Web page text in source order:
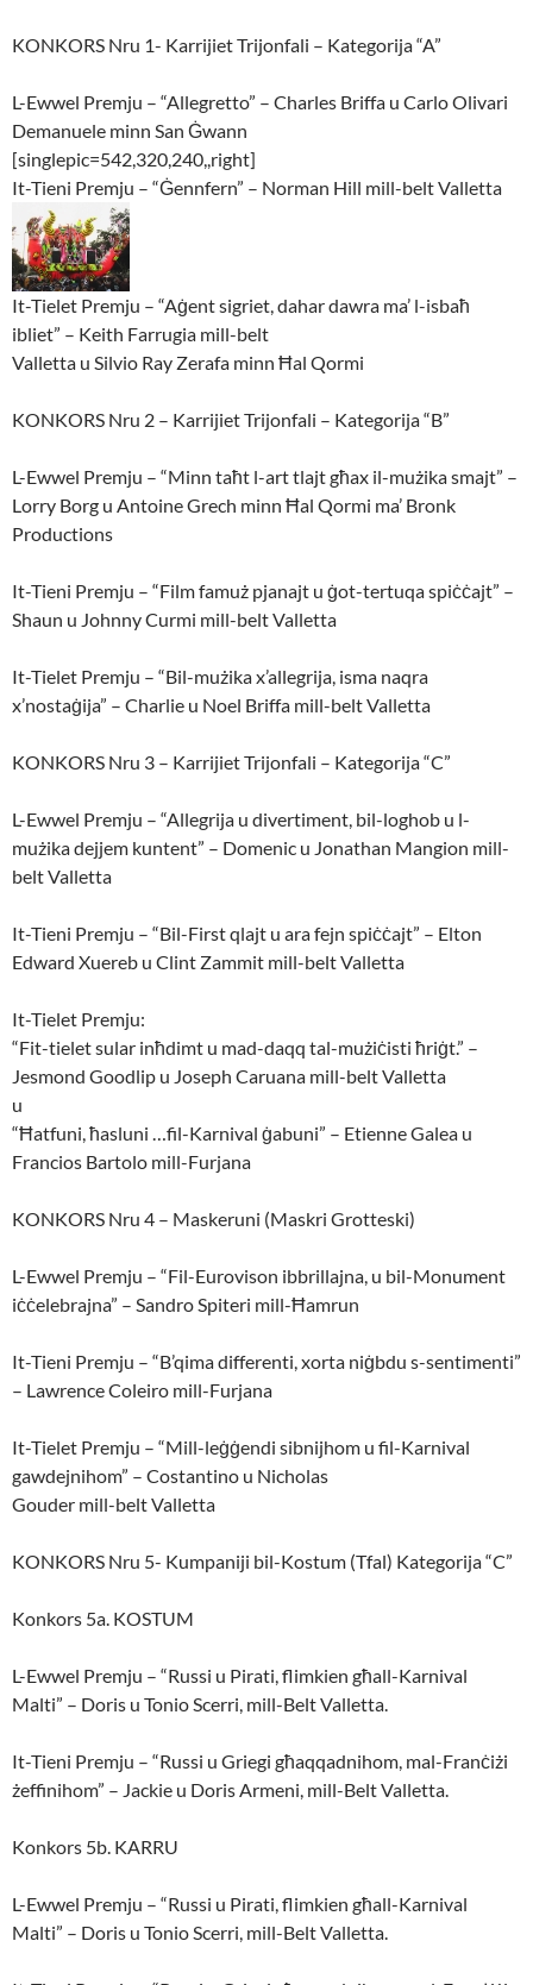
KONKORS Nru 1- Karrijiet Trijonfali – Kategorija “A”
L-Ewwel Premju – “Allegretto” – Charles Briffa u Carlo Olivari
Demanuele minn San Ġwann
[singlepic=542,320,240,,right]
It-Tieni Premju – “Ġennfern” – Norman Hill mill-belt Valletta
It-Tielet Premju – “Aġent sigriet, dahar dawra ma’ l-isbaħ
ibliet” – Keith Farrugia mill-belt
Valletta u Silvio Ray Zerafa minn Ħal Qormi
KONKORS Nru 2 – Karrijiet Trijonfali – Kategorija “B”
L-Ewwel Premju – “Minn taħt l-art tlajt għax il-mużika smajt” –
Lorry Borg u Antoine Grech minn Ħal Qormi ma’ Bronk
Productions
It-Tieni Premju – “Film famuż pjanajt u ġot-tertuqa spiċċajt” –
Shaun u Johnny Curmi mill-belt Valletta
It-Tielet Premju – “Bil-mużika x’allegrija, isma naqra
x’nostaġija” – Charlie u Noel Briffa mill-belt Valletta
KONKORS Nru 3 – Karrijiet Trijonfali – Kategorija “C”
L-Ewwel Premju – “Allegrija u divertiment, bil-loghob u l-
mużika dejjem kuntent” – Domenic u Jonathan Mangion mill-
belt Valletta
It-Tieni Premju – “Bil-First qlajt u ara fejn spiċċajt” – Elton
Edward Xuereb u Clint Zammit mill-belt Valletta
It-Tielet Premju:
“Fit-tielet sular inħdimt u mad-daqq tal-mużiċisti ħriġt.” –
Jesmond Goodlip u Joseph Caruana mill-belt Valletta
u
“Ħatfuni, ħasluni …fil-Karnival ġabuni” – Etienne Galea u
Francios Bartolo mill-Furjana
KONKORS Nru 4 – Maskeruni (Maskri Grotteski)
L-Ewwel Premju – “Fil-Eurovison ibbrillajna, u bil-Monument
iċċelebrajna” – Sandro Spiteri mill-Ħamrun
It-Tieni Premju – “B’qima differenti, xorta niġbdu s-sentimenti”
– Lawrence Coleiro mill-Furjana
It-Tielet Premju – “Mill-leġġendi sibnijhom u fil-Karnival
gawdejnihom” – Costantino u Nicholas
Gouder mill-belt Valletta
KONKORS Nru 5- Kumpaniji bil-Kostum (Tfal) Kategorija “C”
Konkors 5a. KOSTUM
L-Ewwel Premju – “Russi u Pirati, flimkien għall-Karnival
Malti” – Doris u Tonio Scerri, mill-Belt Valletta.
It-Tieni Premju – “Russi u Griegi għaqqadnihom, mal-Franċiżi
żeffinihom” – Jackie u Doris Armeni, mill-Belt Valletta.
Konkors 5b. KARRU
L-Ewwel Premju – “Russi u Pirati, flimkien għall-Karnival
Malti” – Doris u Tonio Scerri, mill-Belt Valletta.